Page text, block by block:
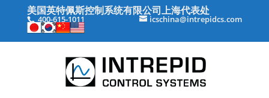
美国英特佩斯控制系统有限公司上海代表处
400-615-1011 icschina@intrepidcs.com